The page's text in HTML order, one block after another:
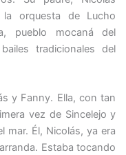
la orquesta de Lucho
pueblo mocaná del
tradicionales del
y Fanny. Ella, con tan
vez de Sincelejo y
mar. Él, Nicolás, ya era
Estaba tocando